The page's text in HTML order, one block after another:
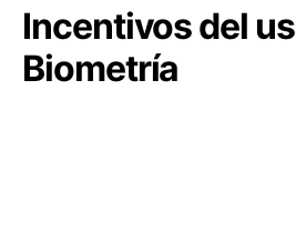
Incentivos del
Biometría